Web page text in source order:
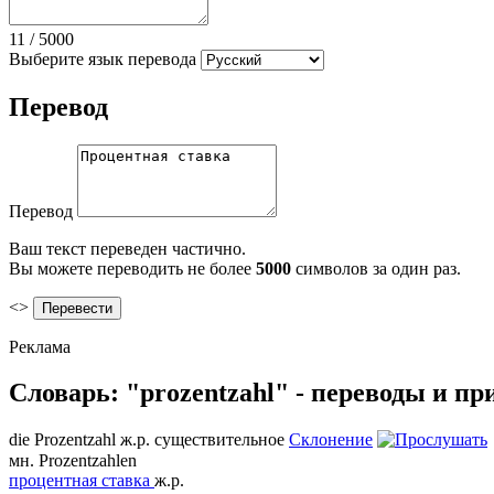
11 / 5000
Выберите язык перевода
Перевод
Перевод
Ваш текст переведен частично.
Вы можете переводить не более 5000 символов за один раз.
<>
Реклама
Словарь: "prozentzahl" - переводы и
die Prozentzahl ж.р. существительное Склонение
мн. Prozentzahlen
процентная ставка ж.р.